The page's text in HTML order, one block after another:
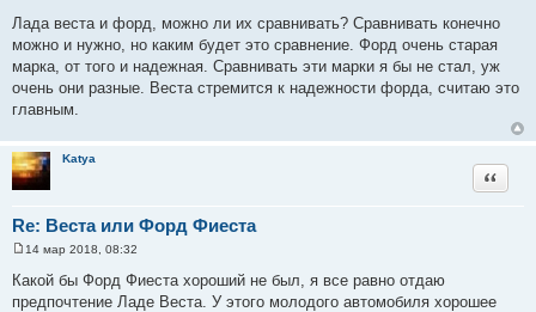
о
б
е
н
е
Лада веста и форд, можно ли их сравнивать? Сравнивать конечно
можно и нужно, но каким будет это сравнение. Форд очень старая
марка, от того и надежная. Сравнивать эти марки я бы не стал, уж
очень они разные. Веста стремится к надежности форда, считаю это
главным.
Katya
Re: Веста или Форд Фиеста
Цитата
о
б
14 мар 2018, 08:32
Какой бы Форд Фиеста хороший не был, я все равно отдаю
предпочтение Ладе Веста. У этого молодого автомобиля хорошее